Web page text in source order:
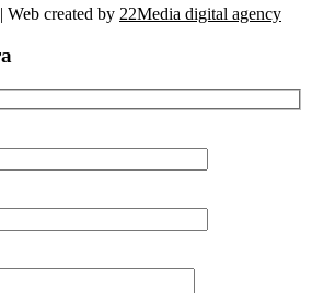
created by 22Media digital agency